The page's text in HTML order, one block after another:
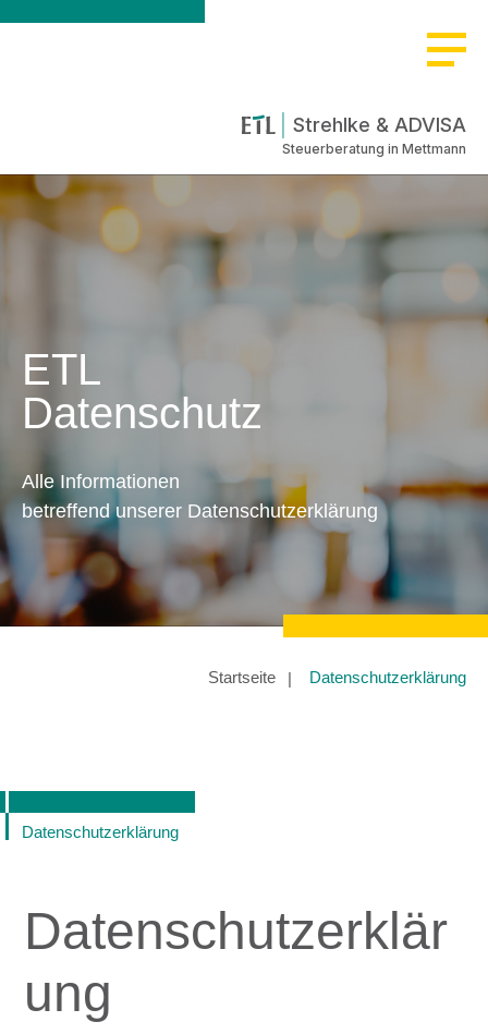
Strehlke & ADVISA
Steuerberatung in Mettmann
ETL
Datenschutz
Alle Informationen
betreffend unserer Datenschutzerklärung
Startseite Datenschutzerklärung
Datenschutzerklärung
Datenschutzerklär
ung